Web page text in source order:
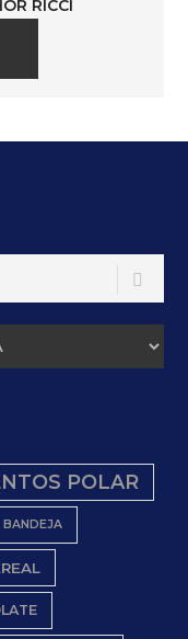
RICCI
POLAR
BANDEJA